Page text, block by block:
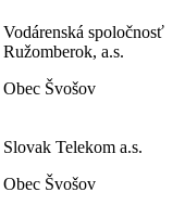
Vodárenská spoločnosť
Ružomberok, a.s.
Obec Švošov
Slovak Telekom a.s.
Obec Švošov